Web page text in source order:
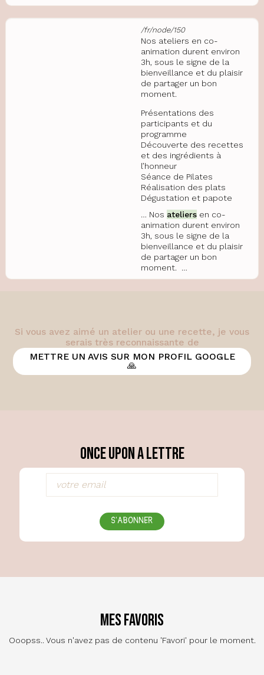
/fr/node/150
Nos ateliers en co-
animation durent environ
3h, sous le signe de la
bienveillance et du plaisir
de partager un bon
moment.
Présentations des
participants et du
programme
Découverte des recettes
et des ingrédients à
l’honneur
Séance de Pilates
Réalisation des plats
Dégustation et papote
… Nos ateliers en co-
animation durent environ
3h, sous le signe de la
bienveillance et du plaisir
de partager un bon
moment. …
Si vous avez aimé un atelier ou une recette, je vous
serais très reconnaissante de
METTRE UN AVIS SUR MON PROFIL GOOGLE
🙏
Once Upon a Lettre
S'ABONNER
Mes favoris
Ooopss.. Vous n'avez pas de contenu 'Favori' pour le moment.